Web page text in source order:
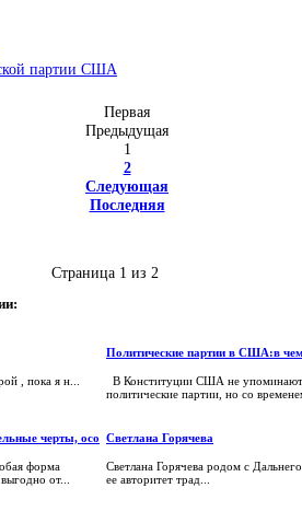
партии США
Первая
Предыдущая
1
2
Следующая
Последняя
Страница 1 из 2
, пока я н...
Политические партии в США:в чем
В Конституции США не
политические партии, но со
черты, осо
форма
от...
Светлана Горячева
Светлана Горячева родом с
ее авторитет трад...